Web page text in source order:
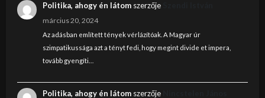
Politika, ahogy én látomszerzője
március 20, 2024
Az adásban említett tények vérlázítóak. A Magyar úr
szimpatikussága azt a tényt fedi, hogy megint divide et impera,
tovább gyengíti…
Politika, ahogy én látomszerzője